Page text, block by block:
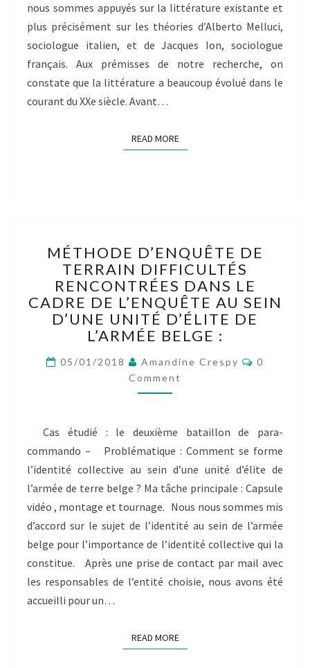
nous sommes appuyés sur la littérature existante et
plus précisément sur les théories d’Alberto Melluci,
sociologue italien, et de Jacques Ion, sociologue
français. Aux prémisses de notre recherche, on
constate que la littérature a beaucoup évolué dans le
courant du XXe siècle. Avant…
READ MOREREAD MORE
D’ENQUÊTE
DE
TERRAIN
DIFFICULTÉS
RENCONTRÉES
DANS
LE
CADRE
DE
L’ENQUÊTE
D’UNE
UNITÉ
D’ÉLITE
DE
L’ARMÉE
BELGE
:
MÉTHODE D’ENQUÊTE DE
TERRAIN DIFFICULTÉS
RENCONTRÉES DANS LE
CADRE DE L’ENQUÊTE AU SEIN
D’UNE UNITÉ D’ÉLITE DE
L’ARMÉE BELGE :
05/01/2018 Amandine Crespy
0
Comment
Cas étudié : le deuxième bataillon de para-
commando – Problématique : Comment se forme
l’identité collective au sein d’une unité d’élite de
l’armée de terre belge ? Ma tâche principale : Capsule
vidéo , montage et tournage. Nous nous sommes mis
d’accord sur le sujet de l’identité au sein de l’armée
belge pour l’importance de l’identité collective qui la
constitue. Après une prise de contact par mail avec
les responsables de l’entité choisie, nous avons été
accueilli pour un…
READ MOREREAD MORE